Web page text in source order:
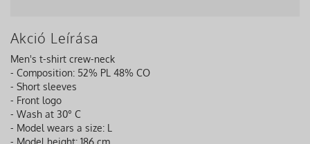
Akció Leírása
Men's t-shirt crew-neck
- Composition: 52% PL 48% CO
- Short sleeves
- Front logo
- Wash at 30° C
- Model wears a size: L
- Model height: 186 cm